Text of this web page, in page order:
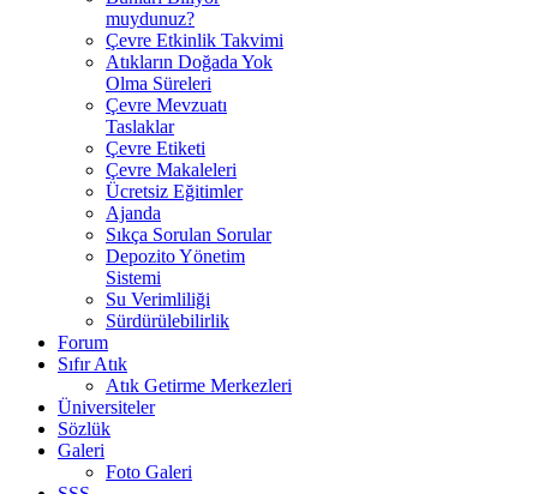
muydunuz?
Çevre Etkinlik Takvimi
Atıkların Doğada Yok
Olma Süreleri
Çevre Mevzuatı
Taslaklar
Çevre Etiketi
Çevre Makaleleri
Ücretsiz Eğitimler
Ajanda
Sıkça Sorulan Sorular
Depozito Yönetim
Sistemi
Su Verimliliği
Sürdürülebilirlik
Forum
Sıfır Atık
Atık Getirme Merkezleri
Üniversiteler
Sözlük
Galeri
Foto Galeri